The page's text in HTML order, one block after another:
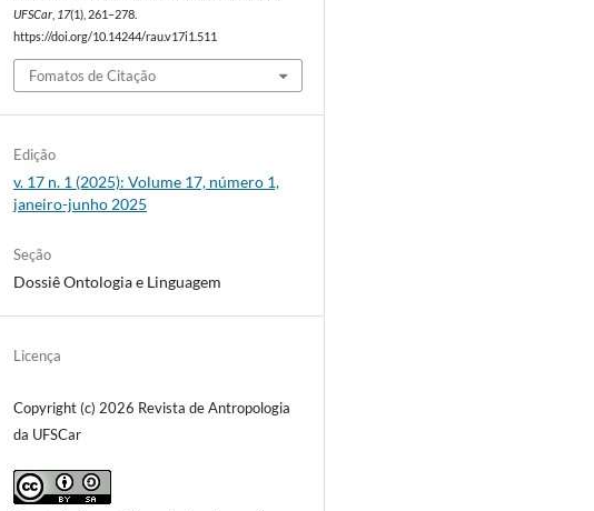
UFSCar 17(1), 261–278.
https://doi.org/10.14244/rau.v17i1.511
Fomatos de Citação
Edição
v. 17 n. 1 (2025): Volume 17, número 1,
janeiro-junho 2025
Seção
Dossiê Ontologia e Linguagem
Licença
Copyright (c) 2026 Revista de Antropologia
da UFSCar